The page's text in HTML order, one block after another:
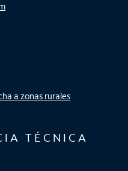
a zonas rurales
TÉCNICA